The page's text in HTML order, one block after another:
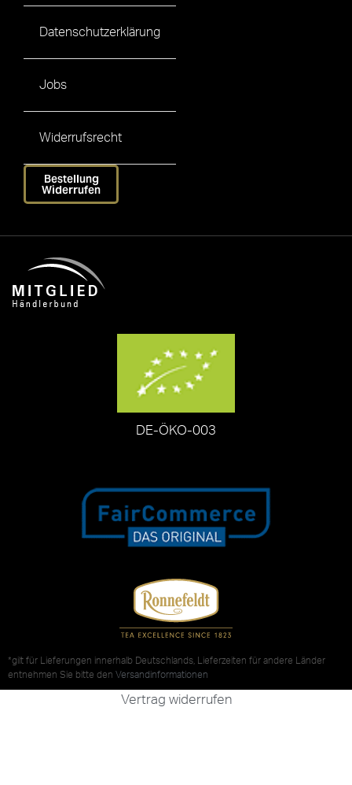
Datenschutzerklärung
Jobs
Widerrufsrecht
Bestellung
Widerrufen
DE-ÖKO-003
*gilt für Lieferungen innerhalb Deutschlands, Lieferzeiten für andere Länder
entnehmen Sie bitte den Versandinformationen
Vertrag widerrufen